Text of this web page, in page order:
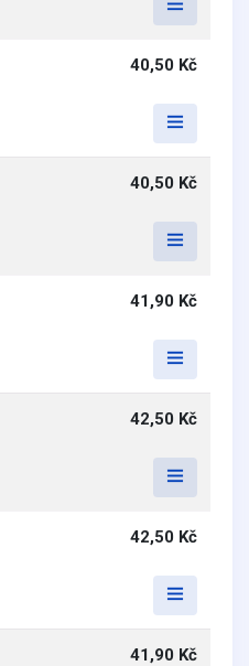
40,50 Kč
40,50 Kč
41,90 Kč
42,50 Kč
42,50 Kč
41,90 Kč